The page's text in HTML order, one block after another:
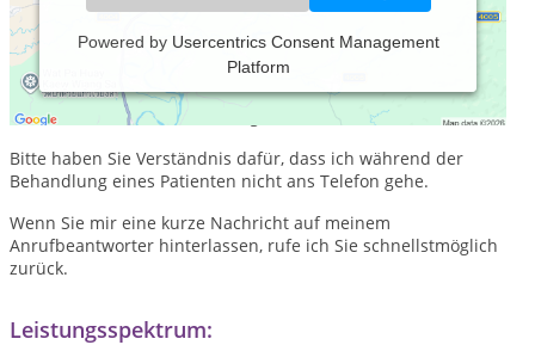
Powered by Usercentrics Consent Management
Platform
Praxiszeiten:
Nach telefonischer Anmeldung.
Bitte haben Sie Verständnis dafür, dass ich während der
Behandlung eines Patienten nicht ans Telefon gehe.
Wenn Sie mir eine kurze Nachricht auf meinem
Anrufbeantworter hinterlassen, rufe ich Sie schnellstmöglich
zurück.
Leistungsspektrum: